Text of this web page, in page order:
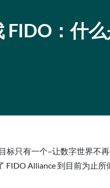
FIDO：什
标只有一个–让数字世界不
FIDO Alliance 到目前为止